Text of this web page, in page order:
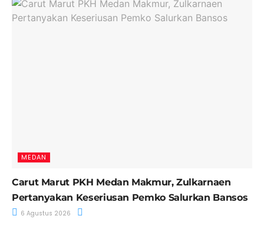
MEDAN
Carut Marut PKH Medan Makmur, Zulkarnaen
Pertanyakan Keseriusan Pemko Salurkan Bansos
6 Agustus 2026